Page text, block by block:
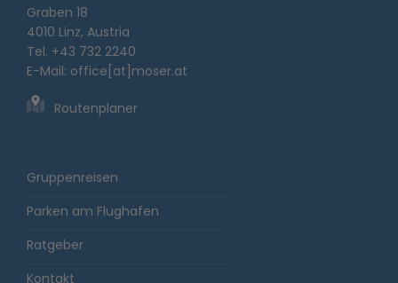
Graben 18
4010 Linz, Austria
Tel. +43 732 2240
E-Mail: office[at]moser.at
Routenplaner
Gruppenreisen
Parken am Flughafen
Ratgeber
Kontakt